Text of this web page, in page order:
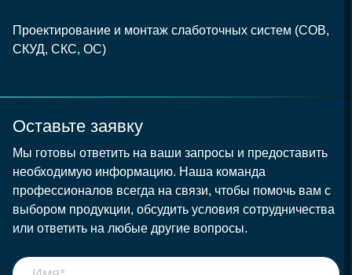
Проектирование и монтаж слаботочных систем (СОВ,
СКУД, СКС, ОС)
Оставьте заявку
Мы готовы ответить на ваши запросы и предоставить
необходимую информацию. Наша команда
профессионалов всегда на связи, чтобы помочь вам с
выбором продукции, обсудить условия сотрудничества
или ответить на любые другие вопросы.